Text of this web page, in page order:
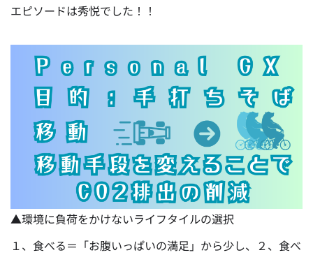
エピソードは秀悦でした！！
▲環境に負荷をかけないライフタイルの選択
１、食べる＝「お腹いっぱいの満足」から少し、２、食べ